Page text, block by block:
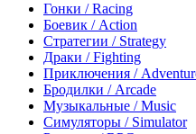
Гонки / Racing
Боевик / Action
Стратегии / Strategy
Драки / Fighting
Приключения /
Бродилки / Arcade
Музыкальные / Music
Симуляторы / Simulator